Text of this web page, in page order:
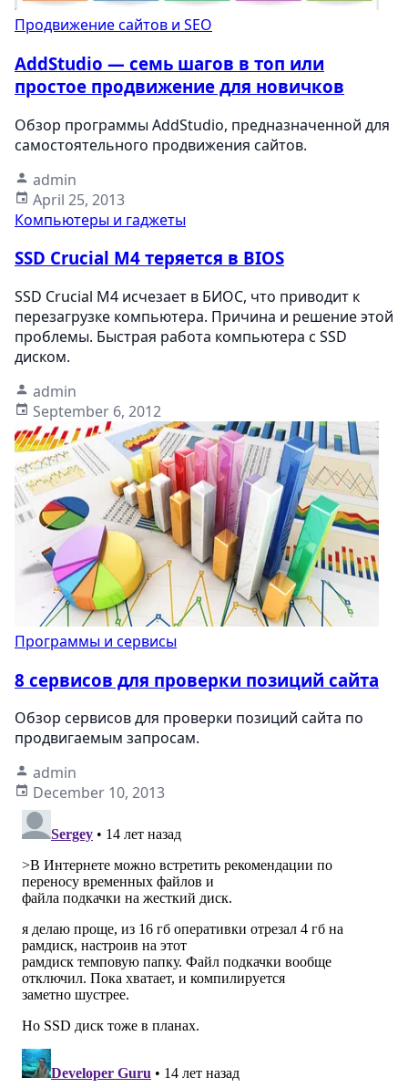
Продвижение сайтов и SEO
AddStudio — семь шагов в топ или
простое продвижение для новичков
Обзор программы AddStudio, предназначенной для
самостоятельного продвижения сайтов.
admin
April 25, 2013
Компьютеры и гаджеты
SSD Crucial M4 теряется в BIOS
SSD Crucial M4 исчезает в БИОС, что приводит к
перезагрузке компьютера. Причина и решение этой
проблемы. Быстрая работа компьютера с SSD
диском.
admin
September 6, 2012
Программы и сервисы
8 сервисов для проверки позиций сайта
Обзор сервисов для проверки позиций сайта по
продвигаемым запросам.
admin
December 10, 2013